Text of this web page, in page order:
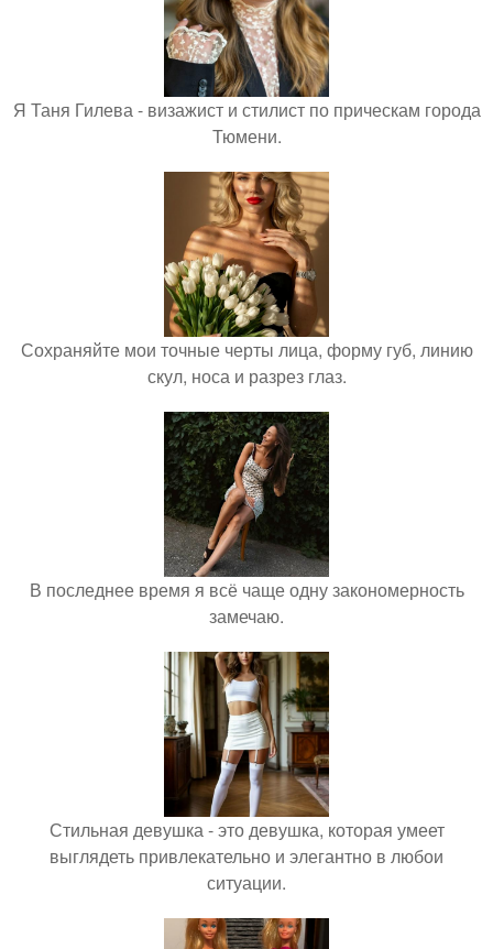
Я Таня Гилева - визажист и стилист по прическам города
Тюмени.
Сохраняйте мои точные черты лица, форму губ, линию
скул, носа и разрез глаз.
В последнее время я всё чаще одну закономерность
замечаю.
Стильная девушка - это девушка, которая умеет
выглядеть привлекательно и элегантно в любои
ситуации.